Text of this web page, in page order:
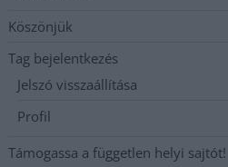
Köszönjük
Tag bejelentkezés
Jelszó visszaállítása
Profil
Támogassa a független helyi sajtót!